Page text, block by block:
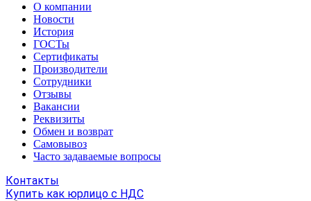
О компании
Новости
История
ГОСТы
Сертификаты
Производители
Сотрудники
Отзывы
Вакансии
Реквизиты
Обмен и возврат
Самовывоз
Часто задаваемые вопросы
Контакты
Купить как юрлицо с НДС